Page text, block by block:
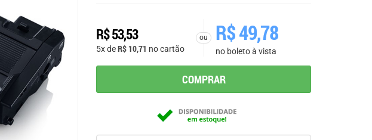
R$53,53
5x deR$ 10,71 no cartão
ou R$49,78
no boleto à vista
COMPRAR